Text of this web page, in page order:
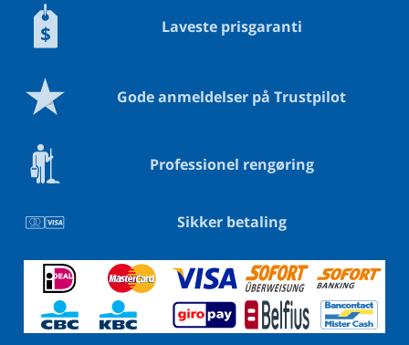
Laveste prisgaranti
Gode anmeldelser på Trustpilot
Professionel rengøring
Sikker betaling